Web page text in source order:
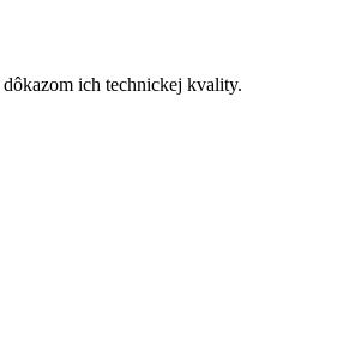
ich technickej kvality.